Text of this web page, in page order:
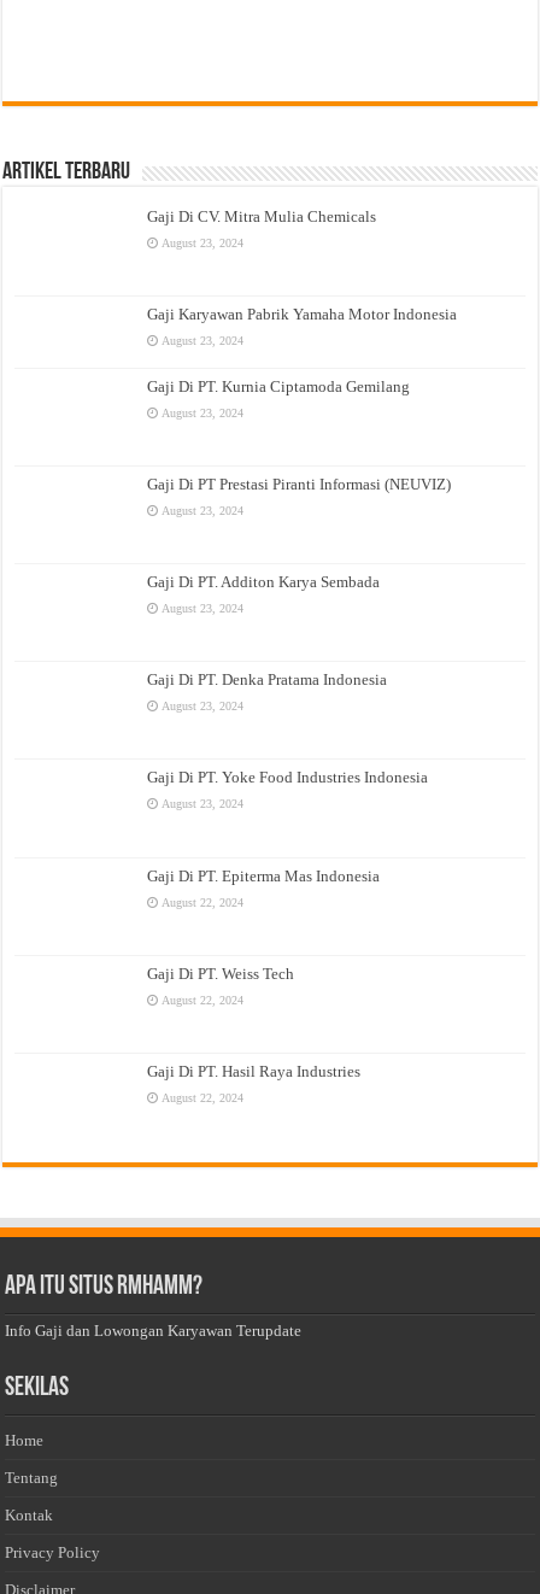
Artikel Terbaru
Gaji Di CV. Mitra Mulia Chemicals
August 23, 2024
Gaji Karyawan Pabrik Yamaha Motor Indonesia
August 23, 2024
Gaji Di PT. Kurnia Ciptamoda Gemilang
August 23, 2024
Gaji Di PT Prestasi Piranti Informasi (NEUVIZ)
August 23, 2024
Gaji Di PT. Additon Karya Sembada
August 23, 2024
Gaji Di PT. Denka Pratama Indonesia
August 23, 2024
Gaji Di PT. Yoke Food Industries Indonesia
August 23, 2024
Gaji Di PT. Epiterma Mas Indonesia
August 22, 2024
Gaji Di PT. Weiss Tech
August 22, 2024
Gaji Di PT. Hasil Raya Industries
August 22, 2024
Apa Itu Situs Rmhamm?
Info Gaji dan Lowongan Karyawan Terupdate
Sekilas
Home
Tentang
Kontak
Privacy Policy
Disclaimer